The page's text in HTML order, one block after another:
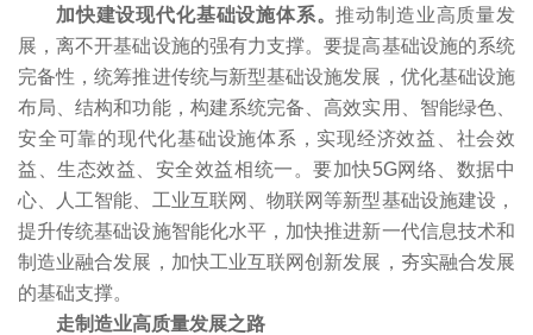
加快建设现代化基础设施体系。推动制造业高质量发
展，离不开基础设施的强有力支撑。要提高基础设施的系统
完备性，统筹推进传统与新型基础设施发展，优化基础设施
布局、结构和功能，构建系统完备、高效实用、智能绿色、
安全可靠的现代化基础设施体系，实现经济效益、社会效
益、生态效益、安全效益相统一。要加快5G网络、数据中
心、人工智能、工业互联网、物联网等新型基础设施建设，
提升传统基础设施智能化水平，加快推进新一代信息技术和
制造业融合发展，加快工业互联网创新发展，夯实融合发展
的基础支撑。
走制造业高质量发展之路